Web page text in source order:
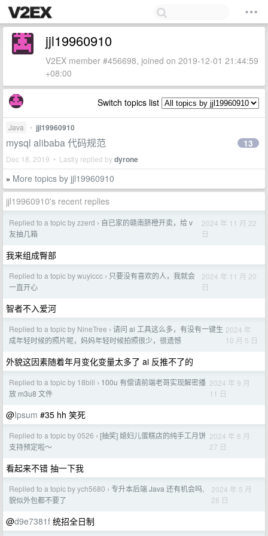
jjl19960910
V2EX member #456698, joined on 2019-12-01 21:44:59
+08:00
Switch topics list
Java • jjl19960910
mysql alibaba 代码规范
Dec 18, 2019 • Lastly replied bydyrone
13
» More topics by jjl19960910
jjl19960910's recent replies
Replied to a topic by zzerd › 自已家的赣南脐橙开卖，给 v
友抽几箱
2024 年 11 月 22
日
我来组成臀部
Replied to a topic by wuyiccc › 只要没有喜欢的人，我就会
一直开心
2024 年 11 月 20
日
智者不入爱河
Replied to a topic by NineTree › 请问 ai 工具这么多，有没有一键生
成年轻时候的照片呢，妈妈年轻时候拍照很少，很遗憾
2024 年
10 月 5 日
外貌这因素随着年月变化变量太多了 ai 反推不了的
Replied to a topic by 18bili › 100u 有偿请前端老哥实现解密播
放 m3u8 文件
2024 年 9 月
11 日
@Ipsum #35 hh 笑死
Replied to a topic by 0526 › [抽奖] 媳妇儿蛋糕店的纯手工月饼
支持预定啦～
2024 年 8 月
27 日
看起来不错 抽一下我
Replied to a topic by ych5680 › 专升本后端 Java 还有机会吗,
貌似外包都不要了
2024 年 5 月
28 日
@d9e7381f 统招全日制